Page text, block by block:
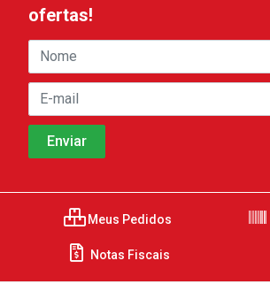
ofertas!
Meus Pedidos
Notas Fiscais